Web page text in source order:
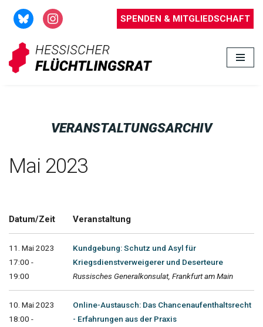
Zum
Inhalt
springen
SPENDEN & MITGLIEDSCHAFT
VERANSTALTUNGSARCHIV
Mai 2023
Datum/Zeit Veranstaltung
11. Mai 2023
17:00 -
19:00
Kundgebung: Schutz und Asyl für
Kriegsdienstverweigerer und Deserteure
Russisches Generalkonsulat, Frankfurt am Main
10. Mai 2023
18:00 -
Online-Austausch: Das Chancenaufenthaltsrecht
- Erfahrungen aus der Praxis